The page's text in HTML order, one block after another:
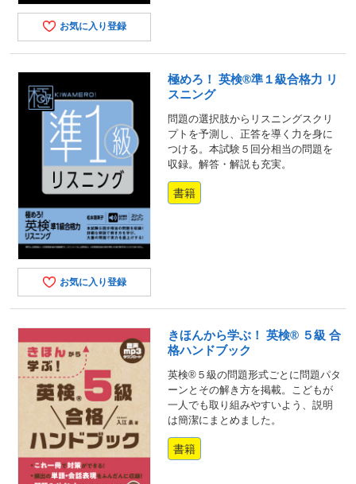
お気に入り登録
お気に入り登録
極めろ！ 英検®準１級合格力 リ
スニング
問題の選択肢からリスニングスクリ
プトを予測し、正答を導く力を身に
つける。本試験５回分相当の問題を
収録。解答・解説も充実。
書籍
きほんから学ぶ！ 英検® ５級 合
格ハンドブック
英検®５級の問題形式ごとに問題パタ
ーンとその解き方を掲載。こどもが
一人でも取り組みやすいよう、説明
は簡潔にまとめました。
書籍